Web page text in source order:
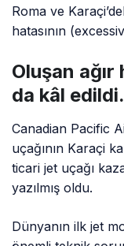
Roma ve
hatasının
Oluşan
da kâl edildi.
Canadian Pacific
uçağının Karaçi
ticari jet uçağı
yazılmış oldu.
Dünyanın ilk jet